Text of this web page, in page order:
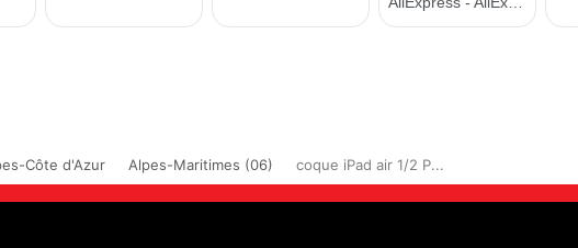
Côte d'Azur Alpes-Maritimes (06) coque iPad air 1/2 P...